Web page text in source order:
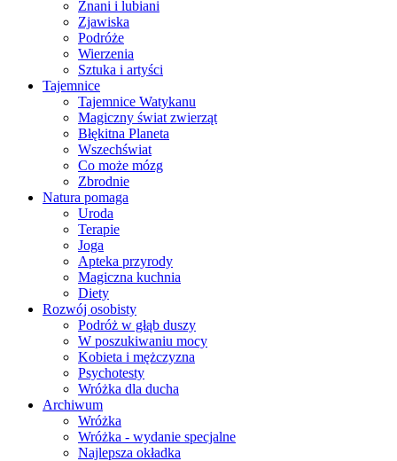
Znani i lubiani
Zjawiska
Podróże
Wierzenia
Sztuka i artyści
Tajemnice
Tajemnice Watykanu
Magiczny świat zwierząt
Błękitna Planeta
Wszechświat
Co może mózg
Zbrodnie
Natura pomaga
Uroda
Terapie
Joga
Apteka przyrody
Magiczna kuchnia
Diety
Rozwój osobisty
Podróż w głąb duszy
W poszukiwaniu mocy
Kobieta i mężczyzna
Psychotesty
Wróżka dla ducha
Archiwum
Wróżka
Wróżka - wydanie specjalne
Najlepsza okładka